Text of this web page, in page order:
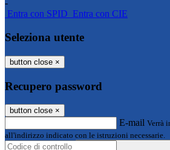
-
Entra con SPID Entra con CIE
Seleziona utente
button close ×
Recupero password
button close ×
E-mail Verrà
all'indirizzo indicato con le istruzioni necessarie.